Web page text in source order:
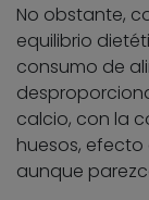
No obstante,
equilibrio
consumo de
calcio, con la
huesos, efecto
aunque